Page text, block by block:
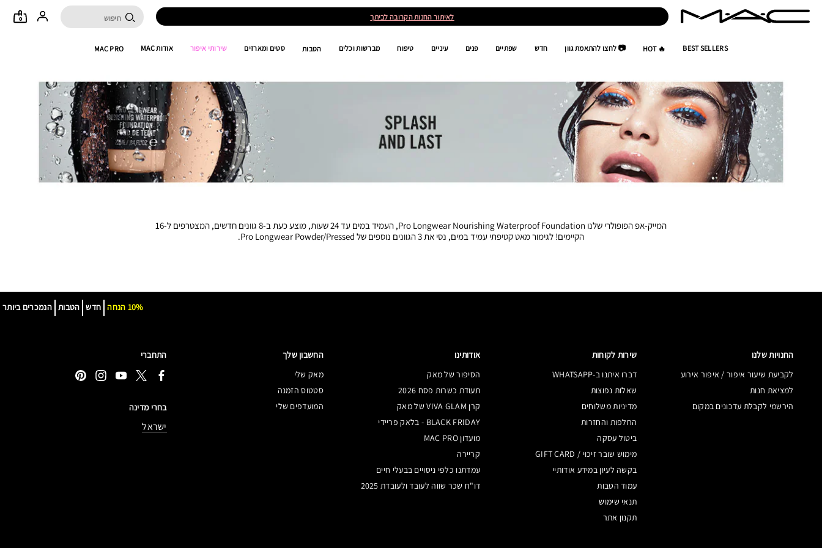
לאיתור החנות הקרובה לביתך 0
BEST SELLERS
🔥 HOT 📷 לחצו להתאמת גוון חדש שפתיים פנים עיניים טיפוח מברשות וכלים הטבות סטים ומארזים שירותי איפור אודות MAC MAC PRO
המייק-אפ הפופולרי שלנו Pro Longwear Nourishing Waterproof Foundation, העמיד במים עד 24 שעות, מוצע כעת ב-8 גוונים חדשים, המצטרפים ל-16
הקיימים! לגימור מאט קטיפתי עמיד במים, נסי את 3 הגוונים נוספים של Pro Longwear Powder/Pressed.
הנמכרים ביותר הטבות חדש 10% הנחה
החנויות שלנו
לקביעת שיעור איפור / איפור אירוע
למציאת חנות
הירשמי לקבלת עדכונים במקום
שירות לקוחות
דברו איתנו ב-WHATSAPP
שאלות נפוצות
מדיניות משלוחים
החלפות והחזרות
ביטול עסקה
מימוש שובר זיכוי / GIFT CARD
בקשה לעיון במידע אודותיי
עמוד הטבות
תנאי שימוש
תקנון אתר
אודותינו
הסיפור של מאק
תעודת כשרות פסח 2026
קרן VIVA GLAM של מאק
BLACK FRIDAY - בלאק פריידי
מועדון MAC PRO
קריירה
עמדתנו כלפי ניסויים בבעלי חיים
דו"ח שכר שווה לעובד ולעובדת 2025
החשבון שלך
מאק שלי
סטטוס הזמנה
המועדפים שלי
התחברי
בחרי מדינה
ישראל